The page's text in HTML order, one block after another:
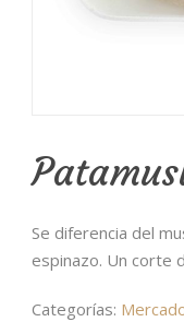
Se diferencia del
espinazo. Un corte
Categorías: